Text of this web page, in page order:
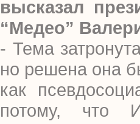
высказал
“Медео”
- Тема
но решена она
как
потому, что